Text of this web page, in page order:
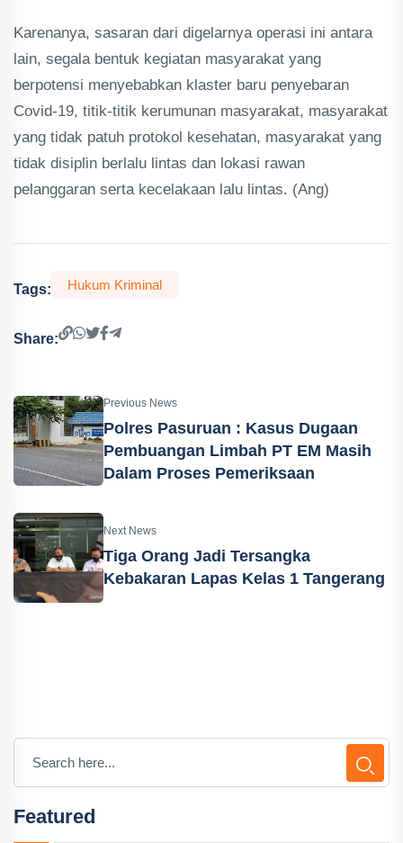
Karenanya, sasaran dari digelarnya operasi ini antara
lain, segala bentuk kegiatan masyarakat yang
berpotensi menyebabkan klaster baru penyebaran
Covid-19, titik-titik kerumunan masyarakat, masyarakat
yang tidak patuh protokol kesehatan, masyarakat yang
tidak disiplin berlalu lintas dan lokasi rawan
pelanggaran serta kecelakaan lalu lintas. (Ang)
Tags: Hukum Kriminal
Share:
Previous News
Polres Pasuruan : Kasus Dugaan
Pembuangan Limbah PT EM Masih
Dalam Proses Pemeriksaan
Next News
Tiga Orang Jadi Tersangka
Kebakaran Lapas Kelas 1 Tangerang
Featured